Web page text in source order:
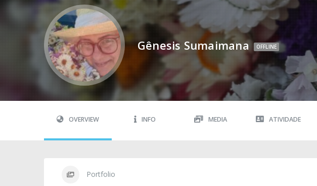
Gênesis Sumaimana OFFLINE
OVERVIEW INFO MEDIA ATIVIDADE
Portfolio